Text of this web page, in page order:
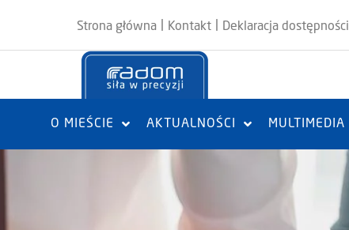
Strona główna Kontakt Deklaracja dostępności
O MIEŚCIE AKTUALNOŚCI MULTIMEDIA